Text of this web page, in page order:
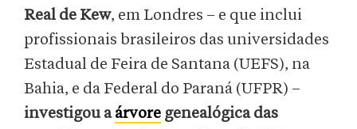
Real de Kew, em Londres – e que inclui
profissionais brasileiros das universidades
Estadual de Feira de Santana (UEFS), na
Bahia, e da Federal do Paraná (UFPR) –
investigou aárvore genealógica das